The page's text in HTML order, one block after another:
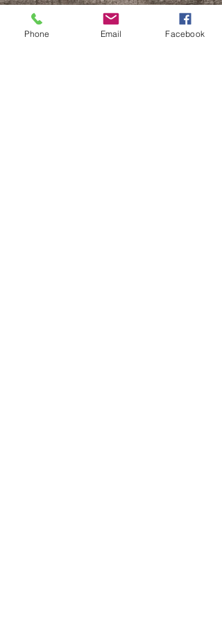
Phone Email Facebook